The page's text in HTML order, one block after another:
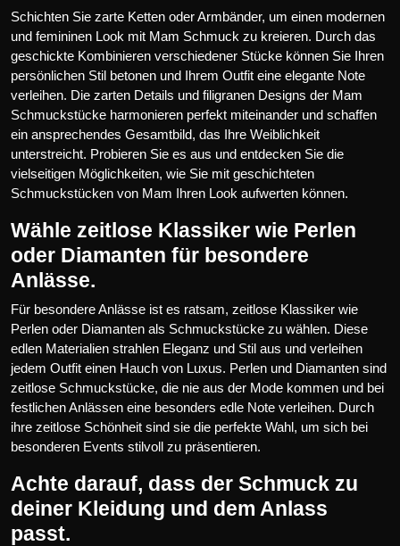
Schichten Sie zarte Ketten oder Armbänder, um einen modernen
und femininen Look mit Mam Schmuck zu kreieren. Durch das
geschickte Kombinieren verschiedener Stücke können Sie Ihren
persönlichen Stil betonen und Ihrem Outfit eine elegante Note
verleihen. Die zarten Details und filigranen Designs der Mam
Schmuckstücke harmonieren perfekt miteinander und schaffen
ein ansprechendes Gesamtbild, das Ihre Weiblichkeit
unterstreicht. Probieren Sie es aus und entdecken Sie die
vielseitigen Möglichkeiten, wie Sie mit geschichteten
Schmuckstücken von Mam Ihren Look aufwerten können.
Wähle zeitlose Klassiker wie Perlen
oder Diamanten für besondere
Anlässe.
Für besondere Anlässe ist es ratsam, zeitlose Klassiker wie
Perlen oder Diamanten als Schmuckstücke zu wählen. Diese
edlen Materialien strahlen Eleganz und Stil aus und verleihen
jedem Outfit einen Hauch von Luxus. Perlen und Diamanten sind
zeitlose Schmuckstücke, die nie aus der Mode kommen und bei
festlichen Anlässen eine besonders edle Note verleihen. Durch
ihre zeitlose Schönheit sind sie die perfekte Wahl, um sich bei
besonderen Events stilvoll zu präsentieren.
Achte darauf, dass der Schmuck zu
deiner Kleidung und dem Anlass
passt.